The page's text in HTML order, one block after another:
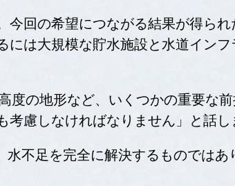
回の希望につながる結果が得ら
は大規模な貯水施設と水道イン
の地形など、いくつかの重要な
慮しなければなりません」と話し
不足を完全に解決するものではあ